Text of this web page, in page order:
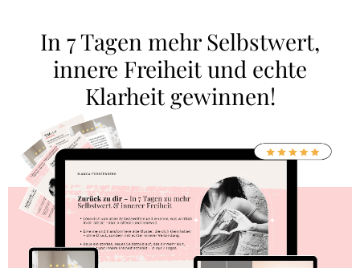
In 7 Tagen mehr Selbstwert,
innere Freiheit und echte
Klarheit gewinnen!